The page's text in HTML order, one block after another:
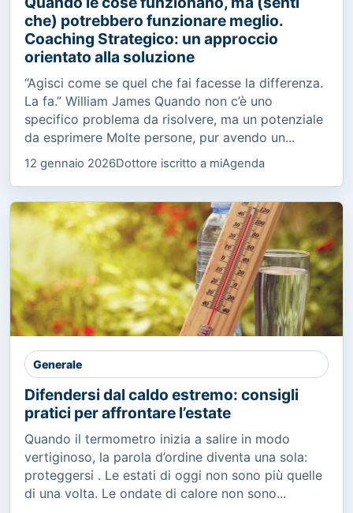
che) potrebbero funzionare meglio.
Coaching Strategico: un approccio
orientato alla soluzione
“Agisci come se quel che fai facesse la differenza.
La fa.” William James Quando non c’è uno
specifico problema da risolvere, ma un potenziale
da esprimere Molte persone, pur avendo un...
12 gennaio 2026Dottore iscritto a miAgenda
Generale
Difendersi dal caldo estremo: consigli
pratici per affrontare l’estate
Quando il termometro inizia a salire in modo
vertiginoso, la parola d’ordine diventa una sola:
proteggersi . Le estati di oggi non sono più quelle
di una volta. Le ondate di calore non sono...